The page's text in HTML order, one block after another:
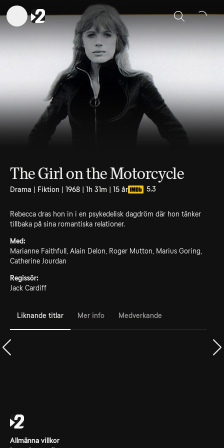
Sök
The Girl on the Motorcycle
Drama | Fiktion | 1968 | 1h 31m | 15 år 5.3
Rebecca dras hon in i en psykedelisk dagdröm där hon tänker
tillbaka på sina romantiska relationer.
Med:
Marianne Faithfull, Alain Delon, Roger Mutton, Marius Goring,
Catherine Jourdan
Regissör:
Jack Cardiff
Liknande titlar Mer info Medverkande
Allmänna villkor